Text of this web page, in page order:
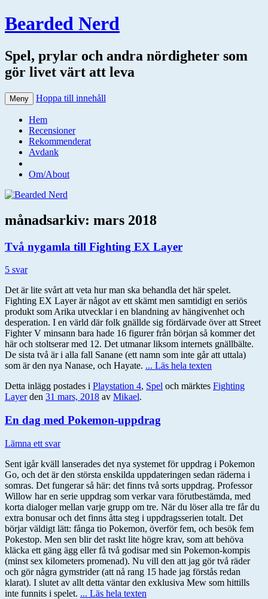
Bearded Nerd
Spel, prylar och andra nördigheter som
gör livet värt att leva
Meny Hoppa till innehåll
Hem
Recensioner
Rekommenderat
Avdank
Om/About
månadsarkiv: mars 2018
Två nygamla till Fighting EX Layer
5 svar
Det är lite svårt att veta hur man ska behandla det här spelet.
Fighting EX Layer är något av ett skämt men samtidigt en seriös
produkt som Arika utvecklar i en blandning av hängivenhet och
desperation. I en värld där folk gnällde sig fördärvade över att Street
Fighter V minsann bara hade 16 figurer från början så kommer det
här och stoltserar med 12. Det utmanar liksom internets gnällbälte.
De sista två är i alla fall Sanane (ett namn som inte går att uttala)
som är den nya Nanase, och Hayate. ... Läs hela texten
Detta inlägg postades i Playstation 4, Spel och märktes Fighting
Layerden 31 mars, 2018 av Mikael.
En dag med Pokemon-uppdrag
Lämna ett svar
Sent igår kväll lanserades det nya systemet för uppdrag i Pokemon
Go, och det är den största enskilda uppdateringen sedan räderna i
somras. Det fungerar så här: det finns två sorts uppdrag. Professor
Willow har en serie uppdrag som verkar vara förutbestämda, med
korta dialoger mellan varje grupp om tre. När du löser alla tre får du
extra bonusar och det finns åtta steg i uppdragsserien totalt. Det
börjar väldigt lätt: fånga tio Pokemon, överför fem, och besök fem
Pokestop. Men sen blir det raskt lite högre krav, som att behöva
kläcka ett gäng ägg eller få två godisar med sin Pokemon-kompis
(minst sex kilometers promenad). Nu vill den att jag gör två räder
och gör några gymstrider (att nå rang 15 hade jag förstås redan
klarat). I slutet av allt detta väntar den exklusiva Mew som hittills
inte funnits i spelet. ... Läs hela texten